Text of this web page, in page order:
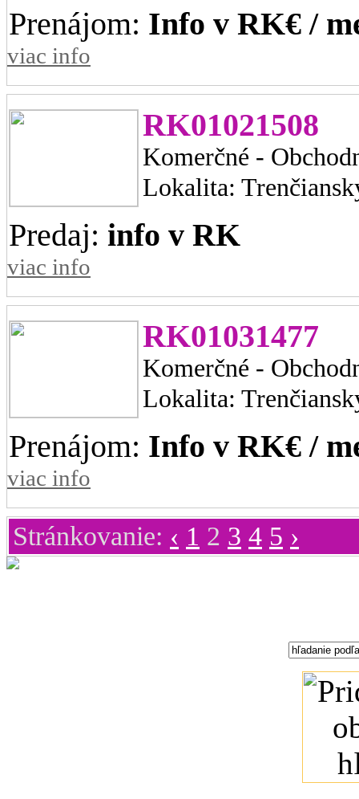
Prenájom: Info v RK€ /
viac info
RK01021508
Komerčné -
Lokalita:
Predaj: info v RK
viac info
RK01031477
Komerčné -
Lokalita:
Prenájom: Info v RK€ /
viac info
Stránkovanie: ‹ 1 2 3 4 5 ›